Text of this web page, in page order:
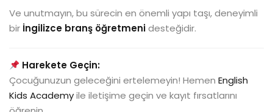
Ve unutmayın, bu sürecin en önemli yapı taşı, deneyimli
bir İngilizce branş öğretmenidesteğidir.
Harekete Geçin:
Çocuğunuzun geleceğini ertelemeyin! Hemen English
Kids Academyile iletişime geçin ve kayıt fırsatlarını